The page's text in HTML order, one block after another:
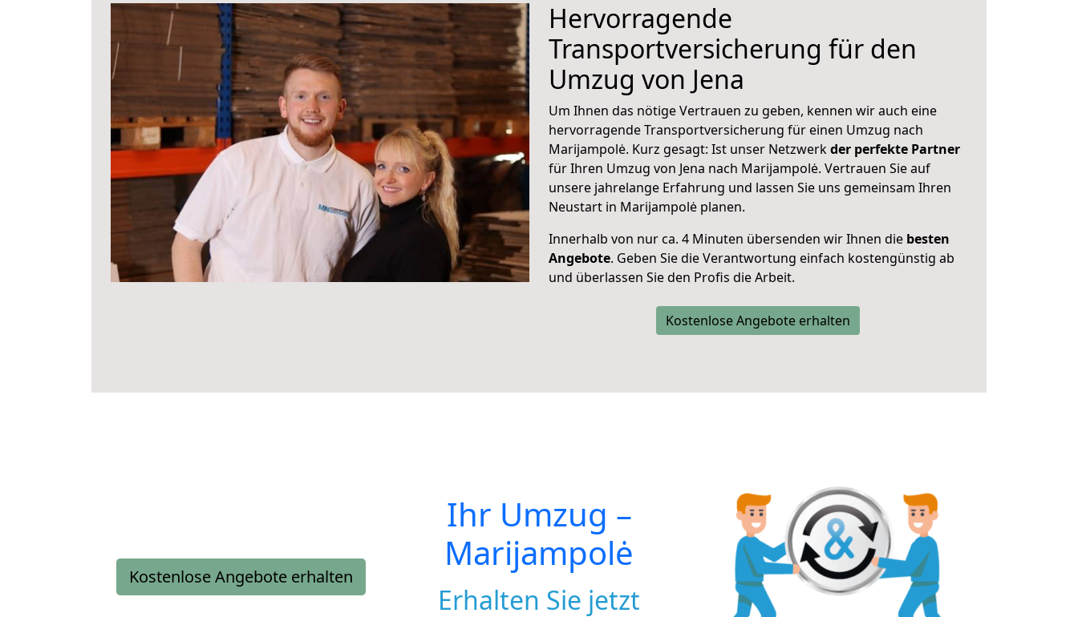
Hervorragende
Transportversicherung für den
Umzug von Jena
Um Ihnen das nötige Vertrauen zu geben, kennen wir auch eine
hervorragende Transportversicherung für einen Umzug nach
Marijampolė. Kurz gesagt: Ist unser Netzwerkder perfekte Partner
für Ihren Umzug von Jena nach Marijampolė. Vertrauen Sie auf
unsere jahrelange Erfahrung und lassen Sie uns gemeinsam Ihren
Neustart in Marijampolė planen.
Innerhalb von nur ca. 4 Minuten übersenden wir Ihnen die besten
Angebote. Geben Sie die Verantwortung einfach kostengünstig ab
und überlassen Sie den Profis die Arbeit.
Kostenlose Angebote erhalten
Kostenlose Angebote erhalten
Ihr Umzug –
Marijampolė
Erhalten Sie jetzt